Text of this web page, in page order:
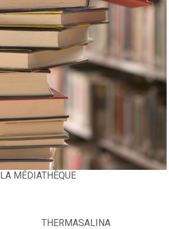
LA MÉDIATHÈQUE
THERMASALINA